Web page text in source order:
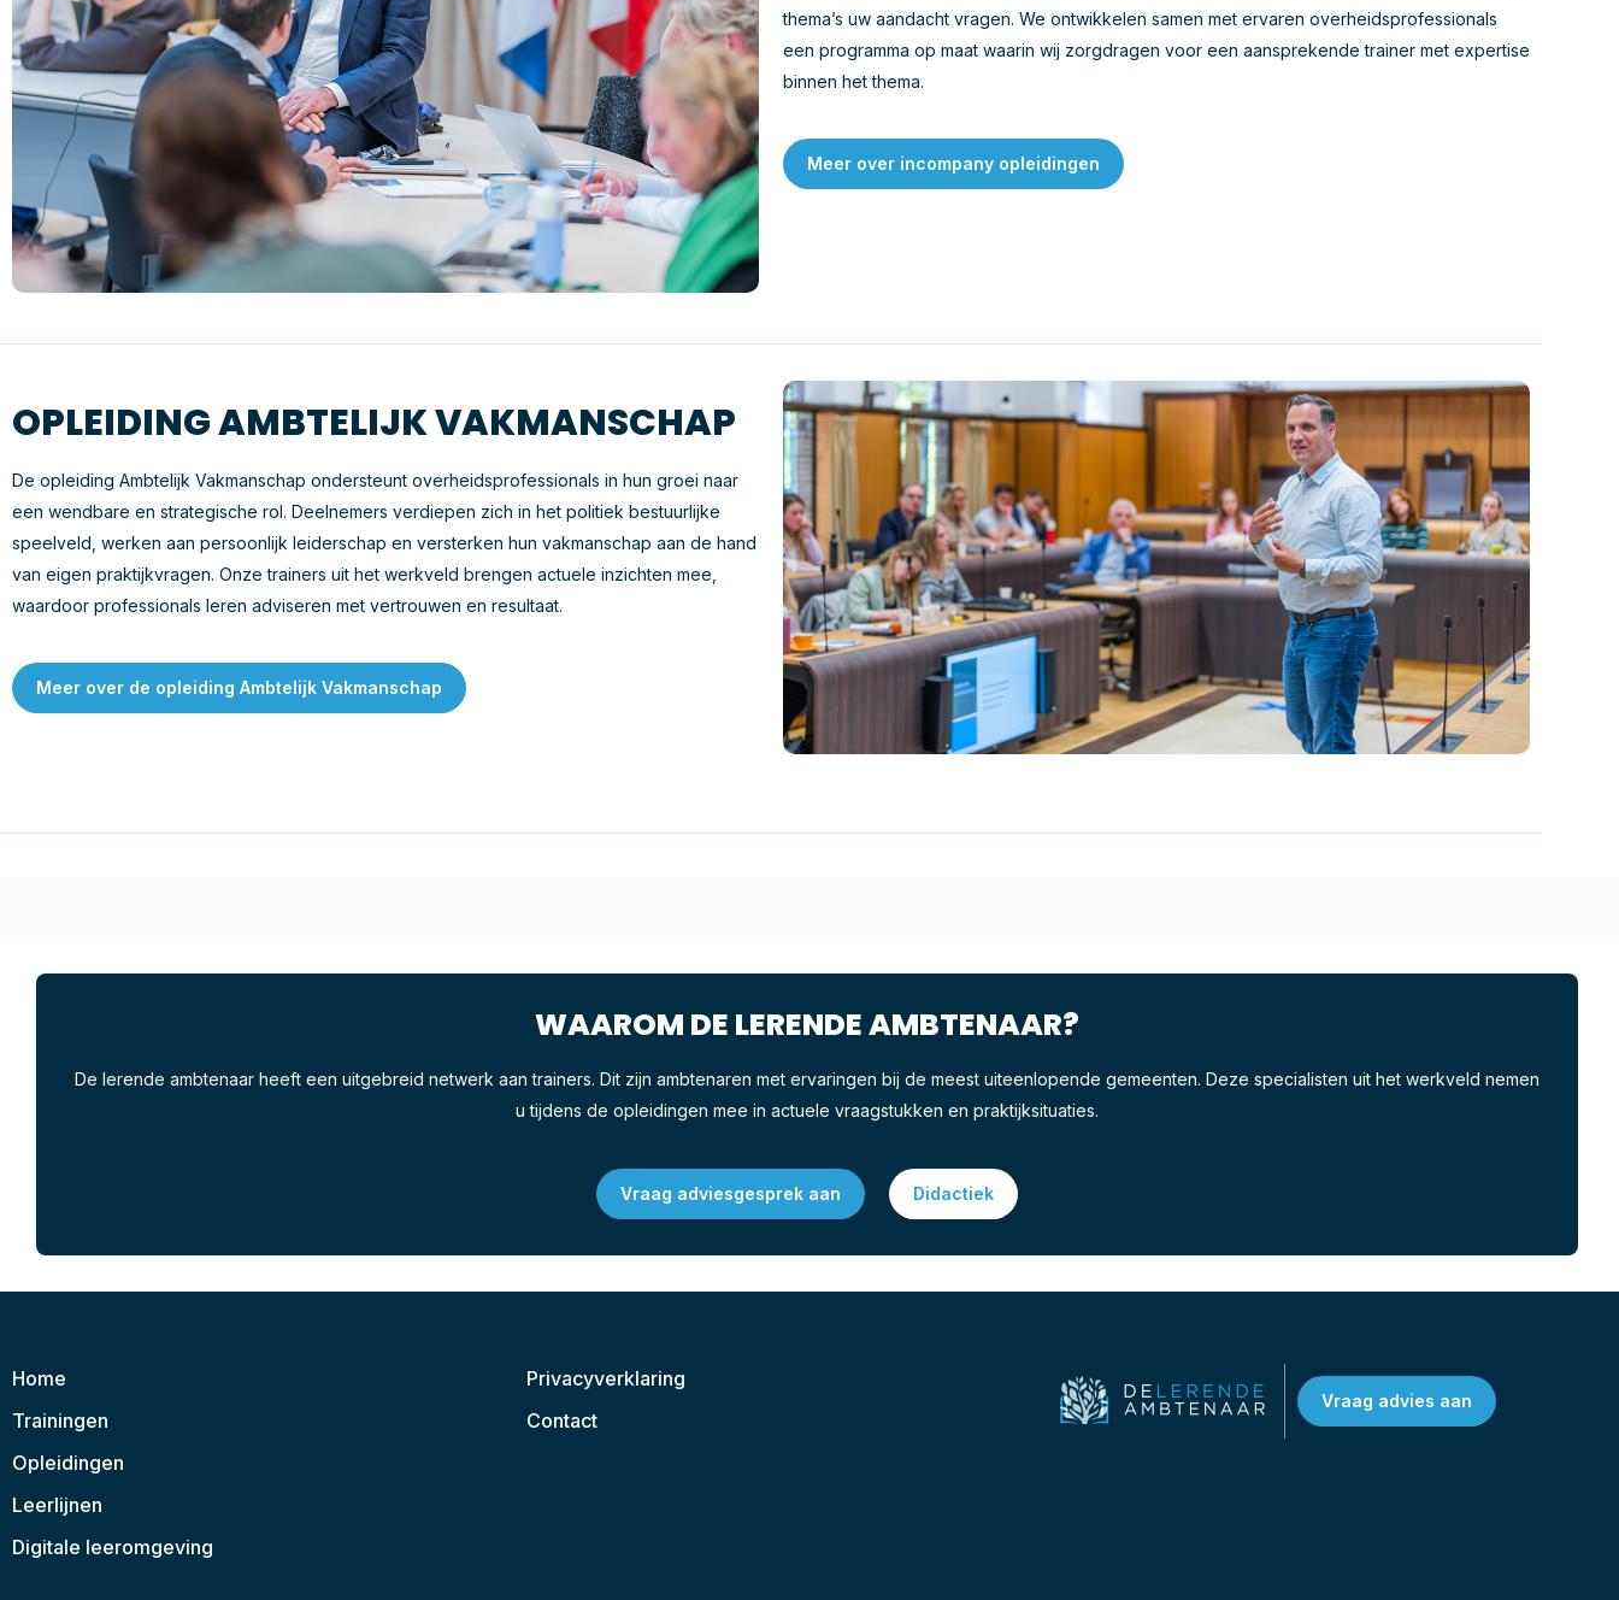
thema’s uw aandacht vragen. We ontwikkelen samen met ervaren overheidsprofessionals
een programma op maat waarin wij zorgdragen voor een aansprekende trainer met expertise
binnen het thema.
Meer over incompany opleidingen
OPLEIDING AMBTELIJK VAKMANSCHAP
De opleiding Ambtelijk Vakmanschap ondersteunt overheidsprofessionals in hun groei naar
een wendbare en strategische rol. Deelnemers verdiepen zich in het politiek bestuurlijke
speelveld, werken aan persoonlijk leiderschap en versterken hun vakmanschap aan de hand
van eigen praktijkvragen. Onze trainers uit het werkveld brengen actuele inzichten mee,
waardoor professionals leren adviseren met vertrouwen en resultaat.
Meer over de opleiding Ambtelijk Vakmanschap
WAAROM DE LERENDE AMBTENAAR?
De lerende ambtenaar heeft een uitgebreid netwerk aan trainers. Dit zijn ambtenaren met ervaringen bij de meest uiteenlopende gemeenten. Deze specialisten uit het werkveld nemen
u tijdens de opleidingen mee in actuele vraagstukken en praktijksituaties.
Vraag adviesgesprek aan Didactiek
Home
Trainingen
Opleidingen
Leerlijnen
Digitale leeromgeving
Privacyverklaring
Contact
Vraag advies aan